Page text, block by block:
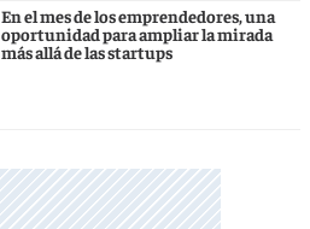
En el mes de los emprendedores, una
oportunidad para ampliar la mirada
más allá de las startups